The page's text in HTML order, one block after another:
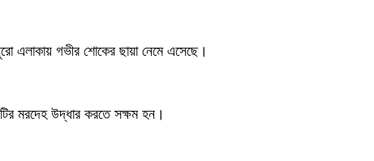
এলাকায় গভীর শোকের ছায়া নেমে এসেছে।
মরদেহ উদ্ধার করতে সক্ষম হন।